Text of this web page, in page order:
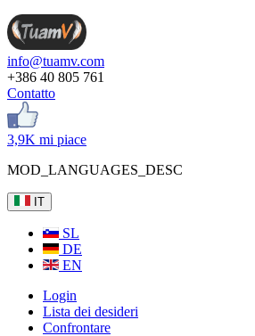
info@tuamv.com
+386 40 805 761
Contatto
3,9K mi piace
MOD_LANGUAGES_DESC
IT
SL
DE
EN
Login
Lista dei desideri
Confrontare